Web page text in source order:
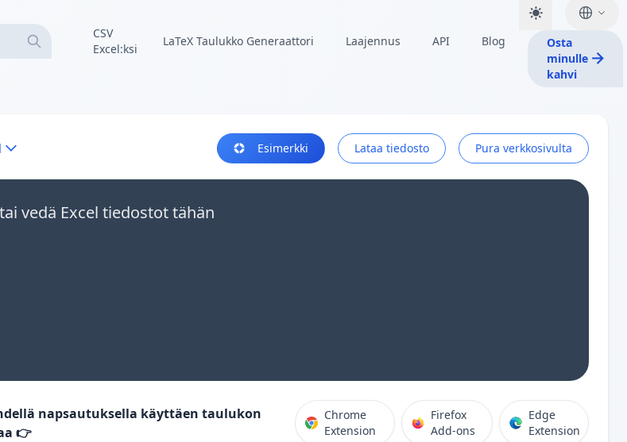
CSV
Excel:ksi
LaTeX Taulukko Generaattori Laajennus API Blog
Osta
minulle
kahvi
Esimerkki Lataa tiedosto Pura verkkosivulta
vedä Excel tiedostot tähän
napsautuksella käyttäen taulukon
👉
Chrome
Extension
Firefox
Add-ons
Edge
Extension